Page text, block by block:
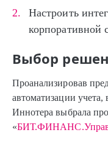
Настроить
корпоративной
Выбор
Проанализировав
автоматизации учета,
Иннотера выбрала
«